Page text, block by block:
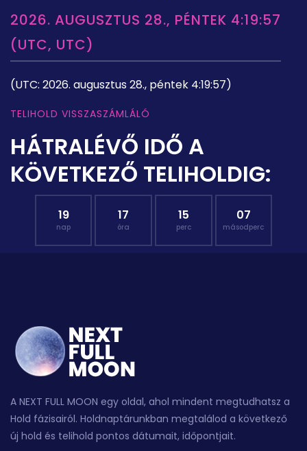
2026. AUGUSZTUS 28., PÉNTEK 4:19:57
(UTC, UTC)
(UTC: 2026. augusztus 28., péntek 4:19:57)
TELIHOLD VISSZASZÁMLÁLÓ
HÁTRALÉVŐ IDŐ A
KÖVETKEZŐ TELIHOLDIG:
19
nap
17
óra
15
perc
06
másodperc
A NEXT FULL MOON egy oldal, ahol mindent megtudhatsz a
Hold fázisairól. Holdnaptárunkban megtalálod a következő
új hold és telihold pontos dátumait, időpontjait.